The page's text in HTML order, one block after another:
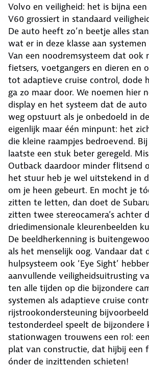
Volvo en veiligheid: het is bijna
V60 grossiert in standaard
De auto heeft zo’n beetje alles
wat er in deze klasse aan systemen
Van een noodremsysteem dat ook
fietsers, voetgangers en dieren en
tot adaptieve cruise control, dode
ga zo maar door. We noemen hier
display en het systeem dat de
weg opstuurt als je onbedoeld in
eigenlijk maar één minpunt: het
die kleine raampjes bedroevend.
laatste een stuk beter geregeld.
Outback daardoor minder flitsend
het stuur heb je wel uitstekend in
om je heen gebeurt. En mocht je
zitten te letten, dan doet de
zitten twee stereocamera’s achter
driedimensionale kleurenbeelden
De beeldherkenning is
als het menselijk oog. Vandaar dat
hulpsysteem ook ‘Eye Sight’
aanvullende veiligheidsuitrusting
ten alle tijden op die bijzondere
systemen als adaptieve cruise
rijstrookondersteuning
testonderdeel speelt de
stationwagen trouwens een rol:
plat van constructie, dat hijbij een
ónder de inzittenden schieten!